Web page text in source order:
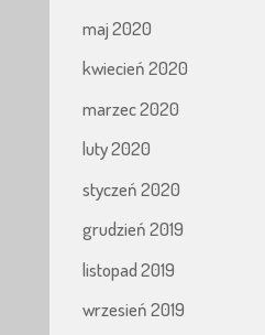
maj 2020
kwiecień 2020
marzec 2020
luty 2020
styczeń 2020
grudzień 2019
listopad 2019
wrzesień 2019